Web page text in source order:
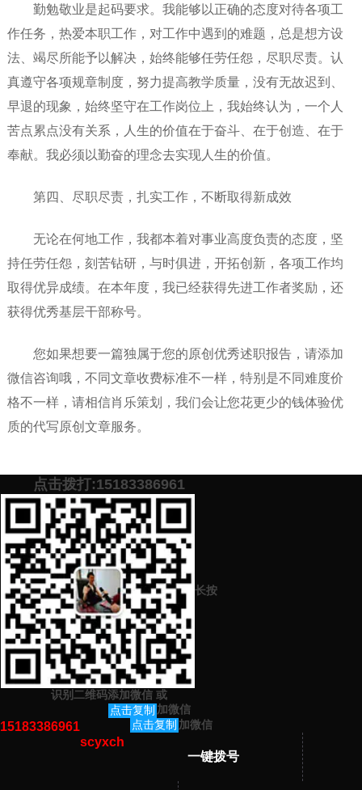
勤勉敬业是起码要求。我能够以正确的态度对待各项工
作任务，热爱本职工作，对工作中遇到的难题，总是想方设
法、竭尽所能予以解决，始终能够任劳任怨，尽职尽责。认
真遵守各项规章制度，努力提高教学质量，没有无故迟到、
早退的现象，始终坚守在工作岗位上，我始终认为，一个人
苦点累点没有关系，人生的价值在于奋斗、在于创造、在于
奉献。我必须以勤奋的理念去实现人生的价值。
第四、尽职尽责，扎实工作，不断取得新成效
无论在何地工作，我都本着对事业高度负责的态度，坚
持任劳任怨，刻苦钻研，与时俱进，开拓创新，各项工作均
取得优异成绩。在本年度，我已经获得先进工作者奖励，还
获得优秀基层干部称号。
您如果想要一篇独属于您的原创优秀述职报告，请添加
微信咨询哦，不同文章收费标准不一样，特别是不同难度价
格不一样，请相信肖乐策划，我们会让您花更少的钱体验优
质的代写原创文章服务。
预约营销老师 添加微信号：scyxch
案！
上一篇：文案策划应该如何去做（文案代写来这里）
下一篇：安全演讲怎么写的精彩点
猜你感兴趣的内容
暂无相关文章！
点击拨打:15183386961
长按
识别二维码添加微信 或
点击复制
15183386961
加微信
点击复制
scyxch
加微信
一键拨号